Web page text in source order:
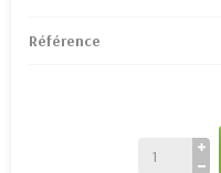
Référence